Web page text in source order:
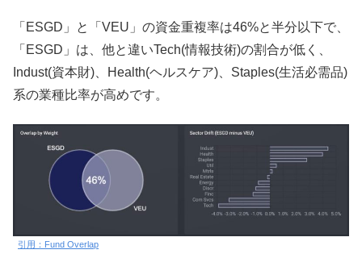
「ESGD」と「VEU」の資金重複率は46%と半分以下で、
「ESGD」は、他と違いTech(情報技術)の割合が低く、
Indust(資本財)、Health(ヘルスケア)、Staples(生活必需品)
系の業種比率が高めです。
引用：Fund Overlap